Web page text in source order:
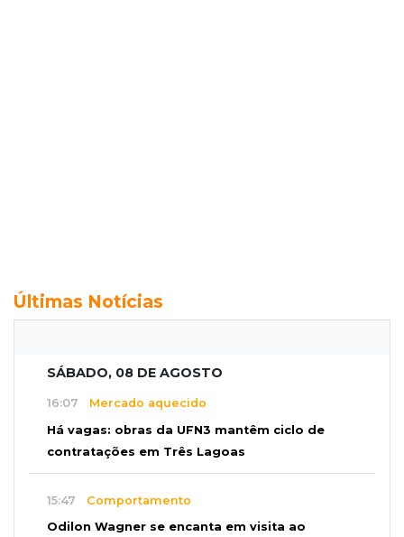
Últimas Notícias
SÁBADO, 08 DE AGOSTO
16:07 Mercado aquecido
Há vagas: obras da UFN3 mantêm ciclo de
contratações em Três Lagoas
15:47 Comportamento
Odilon Wagner se encanta em visita ao